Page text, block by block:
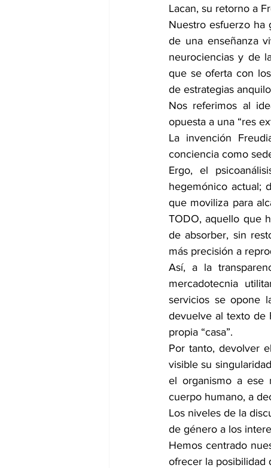
Lacan, su retorno a
Nuestro esfuerzo ha
de una enseñanza
neurociencias y de
que se oferta con
de estrategias
Nos referimos al
opuesta a una “res
La invención
conciencia como
Ergo, el
hegemónico actual;
que moviliza para
TODO, aquello que
de absorber, sin
más precisión a
Así, a la
mercadotecnia
servicios se opone
devuelve al texto de
propia “casa”.
Por tanto, devolver
visible su
el organismo a ese
cuerpo humano, a
Los niveles de la
de género a los
Hemos centrado
ofrecer la posibilidad